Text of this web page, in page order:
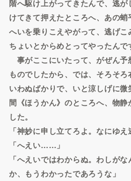
階へ駆け上がってきたんで、逃
けてきて押えたところへ、あの
へいを乗りこえやがって、逃げ
ちょいとからめとってやったんで
事がここにいたって、がぜん予
ものでしたから、では、そろそ
いわぬばかりで、いと涼しげに
間《ほうかん》のところへ、物
した。
「神妙に申し立てろよ。なにゆえ
「へえい……」
「へえいではわからぬ。わしが
か、もうわかったであろうな」